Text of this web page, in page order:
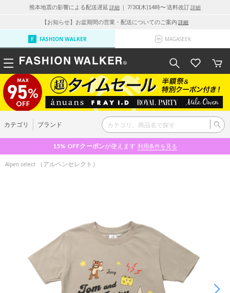
熊本地震の影響による配送遅延 詳細 ｜ 7/30(木)14時〜 送料改訂詳細
【お知らせ】お盆期間の営業・配送についてのご案内 詳細
FASHION WALKER MAGASEEK
カテゴリ ブランド
15% OFFクーポンが使えます 利用条件を見る
Alpen select （アルペンセレクト）